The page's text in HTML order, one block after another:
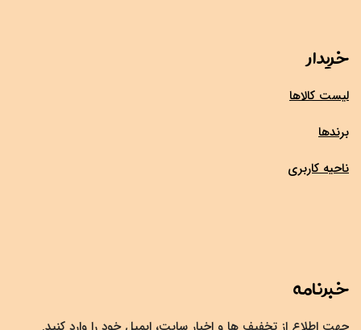
خریدار
لیست کالاها
برندها
ناحیه کاربری
خبرنامه